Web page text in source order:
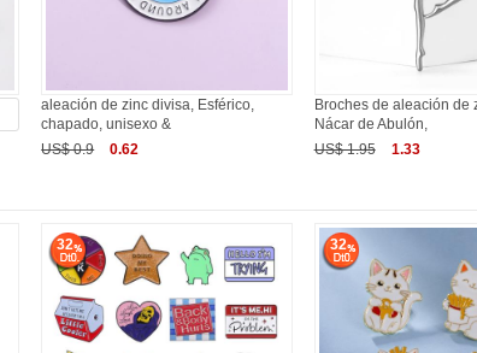
aleación de zinc divisa, Esférico,
chapado, unisexo &
US$ 0.9
0.62
Broches de aleación de
Nácar de Abulón,
US$ 1.95
1.33
32 32